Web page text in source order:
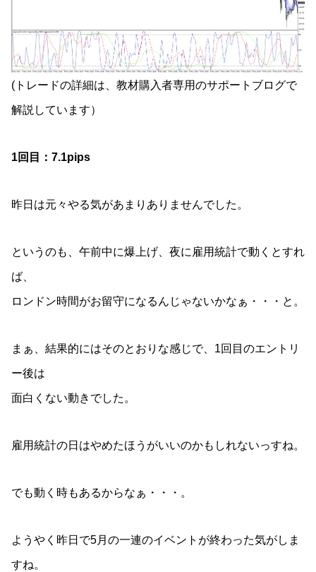
(トレードの詳細は、教材購入者専用のサポートブログで
解説しています）
1回目：7.1pips
昨日は元々やる気があまりありませんでした。
というのも、午前中に爆上げ、夜に雇用統計で動くとすれ
ば、
ロンドン時間がお留守になるんじゃないかなぁ・・・と。
まぁ、結果的にはそのとおりな感じで、1回目のエントリ
ー後は
面白くない動きでした。
雇用統計の日はやめたほうがいいのかもしれないっすね。
でも動く時もあるからなぁ・・・。
ようやく昨日で5月の一連のイベントが終わった気がしま
すね。